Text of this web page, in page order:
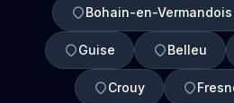
Bohain-en-Vermandois
Guise Belleu
Crouy